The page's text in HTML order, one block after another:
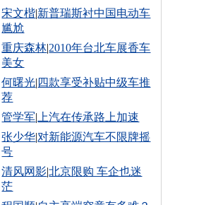
宋文楷|新普瑞斯衬中国电动车
尴尬
重庆森林|2010年台北车展香车
美女
何曙光| 四款享受补贴中级车推
荐
管学军| 上汽在传承路上加速
张少华|对新能源汽车不限牌摇
号
清风网影|北京限购 车企也迷
茫